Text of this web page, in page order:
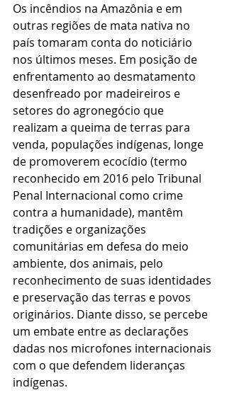
Os incêndios na Amazônia e em
outras regiões de mata nativa no
país tomaram conta do noticiário
nos últimos meses. Em posição de
enfrentamento ao desmatamento
desenfreado por madeireiros e
setores do agronegócio que
realizam a queima de terras para
venda, populações indígenas, longe
de promoverem ecocídio (termo
reconhecido em 2016 pelo Tribunal
Penal Internacional como crime
contra a humanidade), mantêm
tradições e organizações
comunitárias em defesa do meio
ambiente, dos animais, pelo
reconhecimento de suas identidades
e preservação das terras e povos
originários. Diante disso, se percebe
um embate entre as declarações
dadas nos microfones internacionais
com o que defendem lideranças
indígenas.